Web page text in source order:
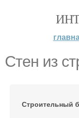
Стен из
Строительный